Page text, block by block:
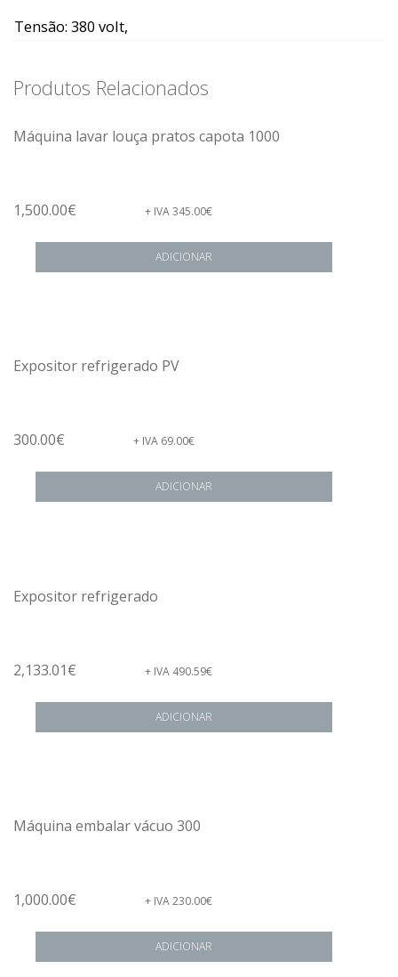
Tensão: 380 volt,
Produtos Relacionados
Máquina lavar louça pratos capota 1000
1,500.00€ + IVA345.00€
ADICIONAR
Expositor refrigerado PV
300.00€ + IVA 69.00€
ADICIONAR
Expositor refrigerado
2,133.01€ + IVA 490.59€
ADICIONAR
Máquina embalar vácuo 300
1,000.00€ + IVA230.00€
ADICIONAR